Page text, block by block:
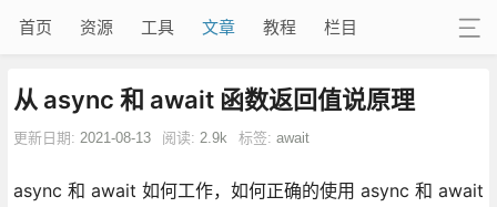
首页 资源 工具 文章 教程 栏目
从 async 和 await 函数返回值说原理
更新日期: 2021-08-13 阅读: 2.9k 标签: await
async 和 await 如何工作，如何正确的使用 async 和 await